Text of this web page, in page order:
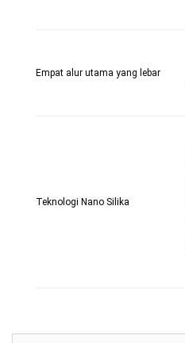
Empat alur utama yang lebar
Teknologi Nano Silika